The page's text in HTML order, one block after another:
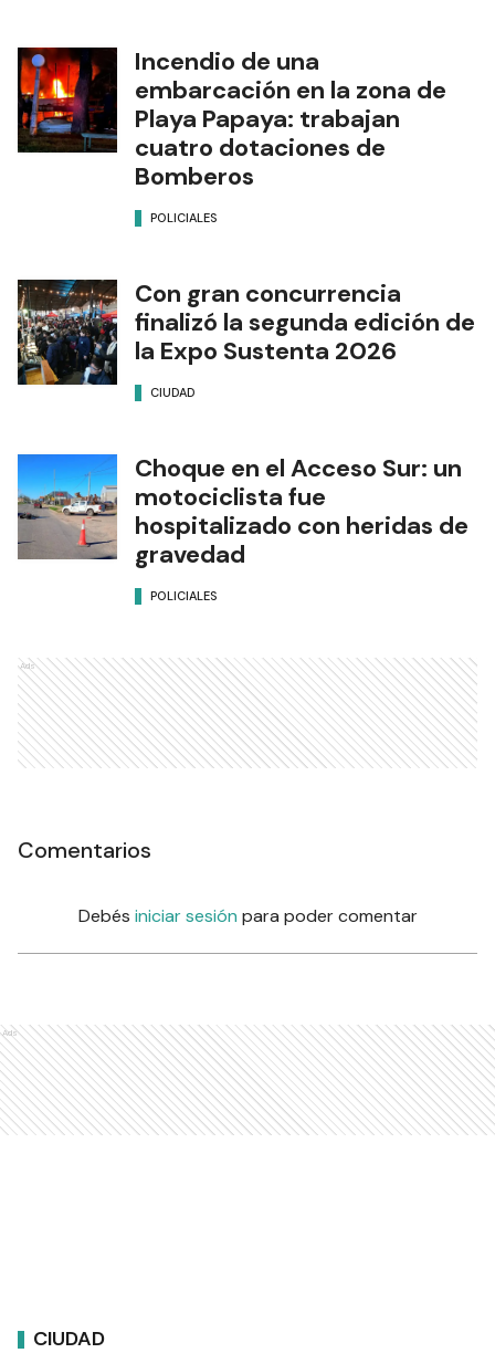
Incendio de una
embarcación en la zona de
Playa Papaya: trabajan
cuatro dotaciones de
Bomberos
POLICIALES
Con gran concurrencia
finalizó la segunda edición de
la Expo Sustenta 2026
CIUDAD
Choque en el Acceso Sur: un
motociclista fue
hospitalizado con heridas de
gravedad
POLICIALES
Ads
Comentarios
Debés iniciar sesión para poder comentar
Ads
CIUDAD